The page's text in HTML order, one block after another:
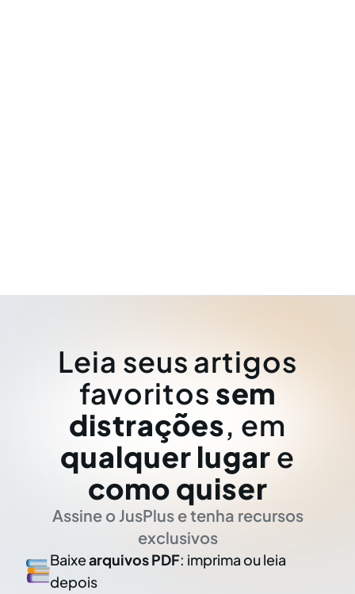
Leia seus artigos
favoritos sem
distrações, em
qualquer lugar e
como quiser
Assine o JusPlus e tenha recursos
exclusivos
Baixearquivos PDF: imprima ou leia
depois